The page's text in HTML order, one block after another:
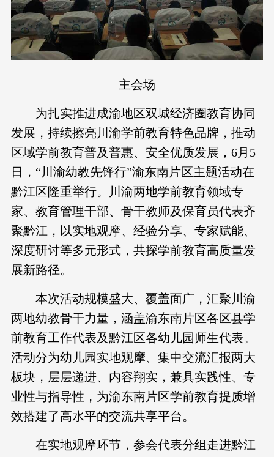
主会场
为扎实推进成渝地区双城经济圈教育协同
发展，持续擦亮川渝学前教育特色品牌，推动
区域学前教育普及普惠、安全优质发展，6月5
日，“川渝幼教先锋行”渝东南片区主题活动在
黔江区隆重举行。川渝两地学前教育领域专
家、教育管理干部、骨干教师及保育员代表齐
聚黔江，以实地观摩、经验分享、专家赋能、
深度研讨等多元形式，共探学前教育高质量发
展新路径。
本次活动规模盛大、覆盖面广，汇聚川渝
两地幼教骨干力量，涵盖渝东南片区各区县学
前教育工作代表及黔江区各幼儿园师生代表。
活动分为幼儿园实地观摩、集中交流汇报两大
板块，层层递进、内容翔实，兼具实践性、专
业性与指导性，为渝东南片区学前教育提质增
效搭建了高水平的交流共享平台。
在实地观摩环节，参会代表分组走进黔江